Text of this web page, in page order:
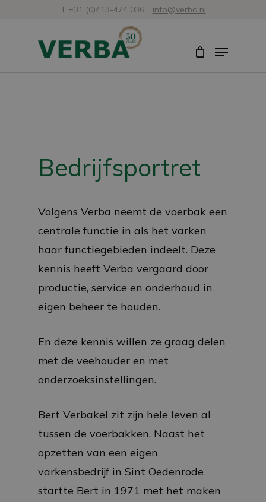
T +31 (0)413-474 036 info@verba.nl
Menu
Bedrijfsportret
Volgens Verba neemt de voerbak een
centrale functie in als het varken
haar functiegebieden indeelt. Deze
kennis heeft Verba vergaard door
productie, service en onderhoud in
eigen beheer te houden.
En deze kennis willen ze graag delen
met de veehouder en met
onderzoeksinstellingen.
Bert Verbakel zit zijn hele leven al
tussen de voerbakken. Naast het
opzetten van een eigen
varkensbedrijf in Sint Oedenrode
startte Bert in 1971 met het maken